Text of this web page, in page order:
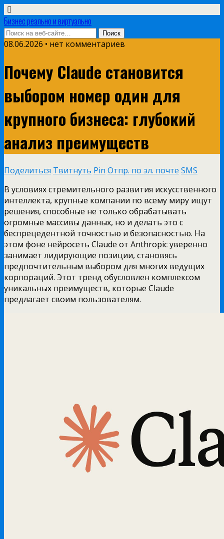
Бизнес реально и виртуально
08.06.2026 • нет комментариев
Почему Claude становится
выбором номер один для
крупного бизнеса: глубокий
анализ преимуществ
Поделиться Твитнуть Pin Отпр. по эл. почте SMS
В условиях стремительного развития искусственного
интеллекта, крупные компании по всему миру ищут
решения, способные не только обрабатывать
огромные массивы данных, но и делать это с
беспрецедентной точностью и безопасностью. На
этом фоне нейросеть Claude от Anthropic уверенно
занимает лидирующие позиции, становясь
предпочтительным выбором для многих ведущих
корпораций. Этот тренд обусловлен комплексом
уникальных преимуществ, которые Claude
предлагает своим пользователям.